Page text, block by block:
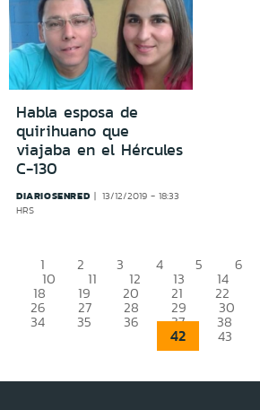
Habla esposa de
quirihuano que
viajaba en el Hércules
C-130
DIARIOSENRED
13/12/2019 - 18:33
HRS
1 2 3 4 5 6
10 11 12 13 14
18 19 20 21 22
26 27 28 29 30
34 35 36 37 38
42 43